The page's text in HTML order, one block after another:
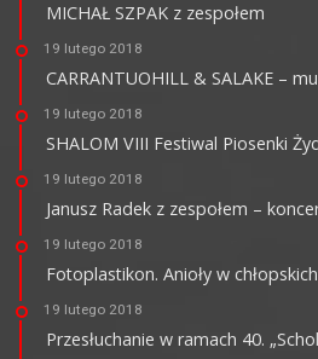
MICHAŁ SZPAK z zespołem
19 lutego 2018
CARRANTUOHILL & SALAKE –
19 lutego 2018
SHALOM VIII Festiwal Piosenki
19 lutego 2018
Janusz Radek z zespołem –
19 lutego 2018
Fotoplastikon. Anioły w
19 lutego 2018
Przesłuchanie w ramach 40.